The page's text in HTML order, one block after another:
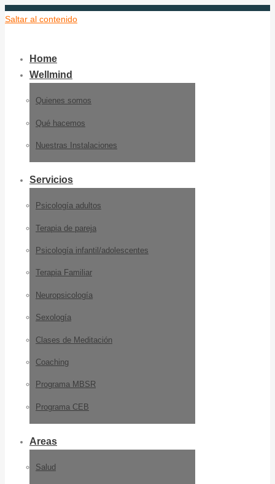
Saltar al contenido
Home
Wellmind
Quienes somos
Qué hacemos
Nuestras Instalaciones
Servicios
Psicología adultos
Terapia de pareja
Psicología infantil/adolescentes
Terapia Familiar
Neuropsicología
Sexología
Clases de Meditación
Coaching
Programa MBSR
Programa CEB
Areas
Salud